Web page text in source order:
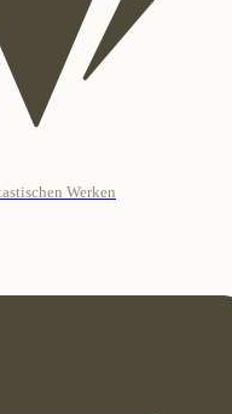
Werken